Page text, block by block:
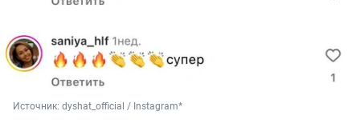
Источник: dyshat_official / Instagram*